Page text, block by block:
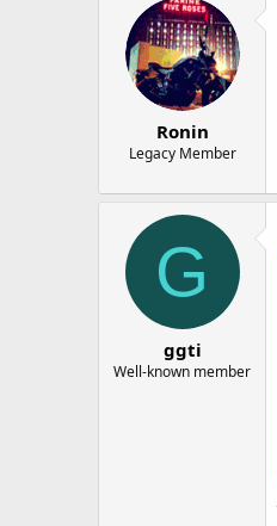
Ronin
Legacy Member
G
ggti
Well-known member